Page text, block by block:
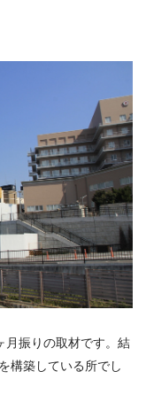
月振りの取材です。結
構築している所でし